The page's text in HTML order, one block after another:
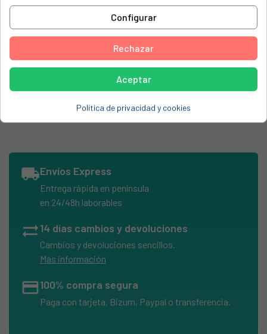
EDESA, 2H-432B
EDESA, 2H105901271350
EDESA, 2H115901271378
EDESA, 2H130901271966
EDESA, 2HC105901271582
EDESA, 2HC115901271608
EDESA, 2HC120D901271939
EDESA, 2HC120IDB901271902
EDESA, 2HC130901272046
EDESA, 2HCG120P901272233
EDESA, 2HCU120P
local_shippingEnvíos Express
Entrega rápida en península
en 24/48h laborables
sync_alt14 días cambios y devoluciones
Cambios y devoluciones sencillos.
Más información
credit_card100% compra segura
Paga con tarjeta, Bizum, Paypal o transferencia.
Configurar
Rechazar
Aceptar
Política de privacidad y cookies